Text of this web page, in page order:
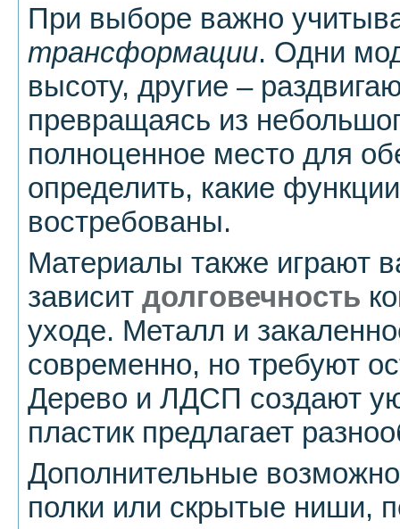
При выборе важно
трансформации. Одни
высоту, другие –
превращаясь из
полноценное место для
определить, какие
востребованы.
Материалы также играют
зависит долговечность
уходе. Металл и
современно, но требуют
Дерево и ЛДСП создают
пластик предлагает
Дополнительные
полки или скрытые ниши,